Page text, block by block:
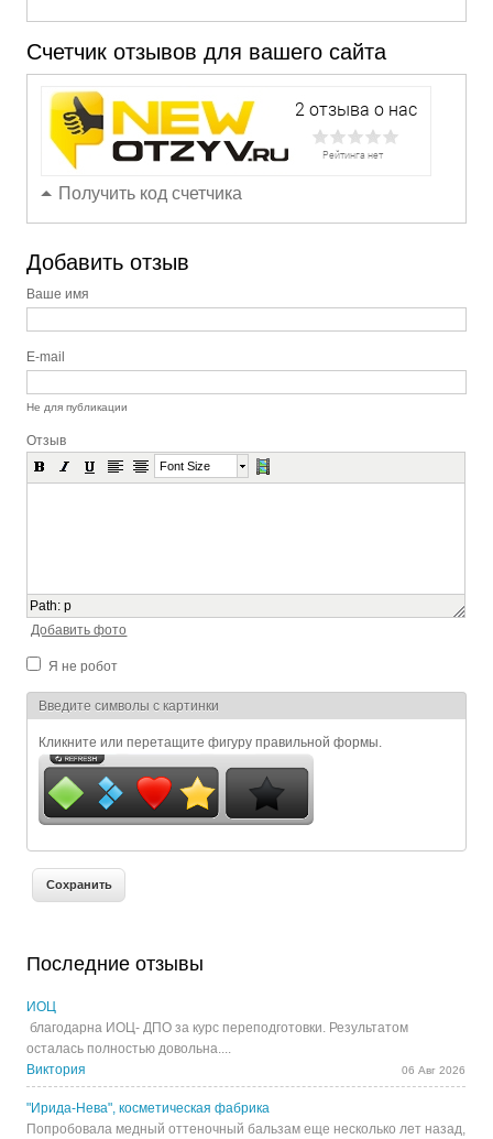
Счетчик отзывов для вашего сайта
Получить код счетчика
Добавить отзыв
Ваше имя
E-mail
Не для публикации
Отзыв
Font Size
Path:p
Добавить фото
Я не робот
Я спамер
Введите символы с картинки
Кликните или перетащите фигуру правильной формы.
Последние отзывы
ИОЦ
благодарна ИОЦ- ДПО за курс переподготовки. Результатом
осталась полностью довольна....
Виктория
06 Авг 2026
"Ирида-Нева", косметическая фабрика
Попробовала медный оттеночный бальзам еще несколько лет назад,